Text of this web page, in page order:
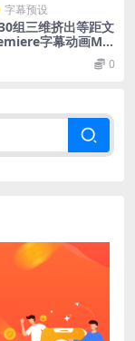
字幕预设
组三维挤出等距文
字幕动画Mo
0